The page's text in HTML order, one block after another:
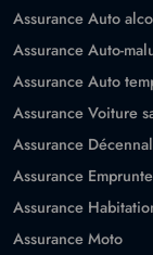
Assurance Auto
Assurance Auto-
Assurance Auto
Assurance Voiture
Assurance
Assurance
Assurance
Assurance Moto